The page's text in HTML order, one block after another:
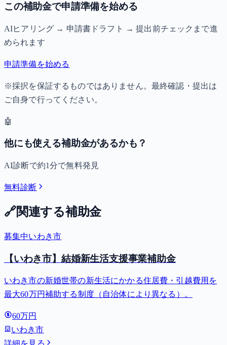
この補助金で申請準備を始める
AIヒアリング → 申請書ドラフト → 提出前チェックまで進
められます
申請準備を始める
※採択を保証するものではありません。最終確認・提出は
ご自身で行ってください。
🤖
他にも使える補助金があるかも？
AI診断で約1分で無料発見
無料診断
🔗関連する補助金
募集中いわき市
【いわき市】結婚新生活支援事業補助金
いわき市の新婚世帯の新生活にかかる住居費・引越費用を
最大60万円補助する制度（自治体により異なる）。
60万円
いわき市